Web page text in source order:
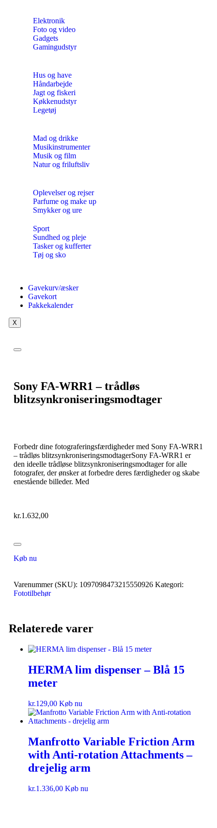
Elektronik
Foto og video
Gadgets
Gamingudstyr
Hus og have
Håndarbejde
Jagt og fiskeri
Køkkenudstyr
Legetøj
Mad og drikke
Musikinstrumenter
Musik og film
Natur og friluftsliv
Oplevelser og rejser
Parfume og make up
Smykker og ure
Sport
Sundhed og pleje
Tasker og kufferter
Tøj og sko
Gavekurv/æsker
Gavekort
Pakkekalender
X
Sony FA-WRR1 – trådløs
blitzsynkroniseringsmodtager
Forbedr dine fotograferingsfærdigheder med Sony FA-WRR1
– trådløs blitzsynkroniseringsmodtagerSony FA-WRR1 er
den ideelle trådløse blitzsynkroniseringsmodtager for alle
fotografer, der ønsker at forbedre deres færdigheder og skabe
enestående billeder. Med
kr.1.632,00
Køb nu
Varenummer (SKU): 1097098473215550926 Kategori:
Fototilbehør
Relaterede varer
HERMA lim dispenser – Blå 15
meter
kr.129,00 Køb nu
Manfrotto Variable Friction Arm
with Anti-rotation Attachments –
drejelig arm
kr.1.336,00 Køb nu